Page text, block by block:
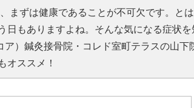
まずは健康であることが不可欠です。と
もありますよね。そんな気になる症状
ア）鍼灸接骨院・コレド室町テラスの山下
オススメ！